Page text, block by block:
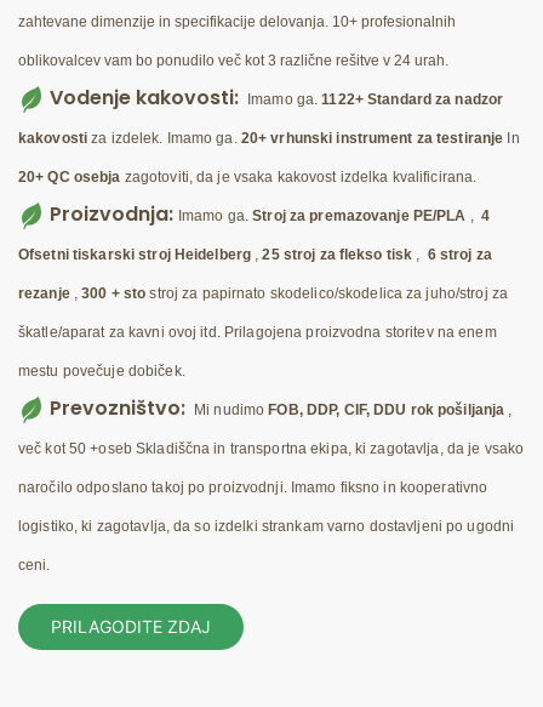
zahtevane dimenzije in specifikacije delovanja. 10+ profesionalnih
oblikovalcev vam bo ponudilo več kot 3 različne rešitve v 24 urah.
Vodenje kakovosti: Imamo ga.1122+ Standard za nadzor
kakovostiza izdelek. Imamo ga. 20+ vrhunski instrument za testiranje In
20+ QC osebja zagotoviti, da je vsaka kakovost izdelka kvalificirana.
Proizvodnja: Imamo ga.Stroj za premazovanje PE/PLA , 4
Ofsetni tiskarski stroj Heidelberg ,25 stroj za flekso tisk , 6 stroj za
rezanje ,300 + stostroj za papirnato skodelico/skodelica za juho/stroj za
škatle/aparat za kavni ovoj itd. Prilagojena proizvodna storitev na enem
mestu povečuje dobiček.
Prevozništvo: Mi nudimo FOB, DDP, CIF, DDU rok pošiljanja ,
več kot 50 +oseb Skladiščna in transportna ekipa, ki zagotavlja, da je vsako
naročilo odposlano takoj po proizvodnji. Imamo fiksno in kooperativno
logistiko, ki zagotavlja, da so izdelki strankam varno dostavljeni po ugodni
ceni.
PRILAGODITE ZDAJ